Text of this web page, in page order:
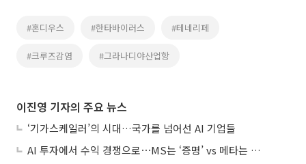
#혼디우스 #한타바이러스 #테네리페
#크루즈감염 #그라나디야산업항
이진영 기자의 주요 뉴스
‘기가스케일러’의 시대…국가를 넘어선 AI 기업들
AI 투자에서 수익 경쟁으로⋯MS는 ‘증명’ vs 메타는 ‘숙제’